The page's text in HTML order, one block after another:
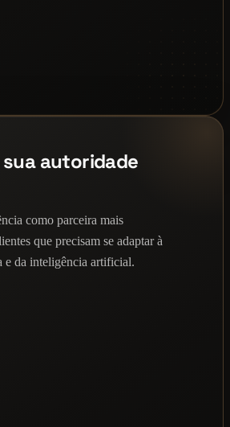
autoridade
como parceira mais
que precisam se adaptar à
e da inteligência artificial.